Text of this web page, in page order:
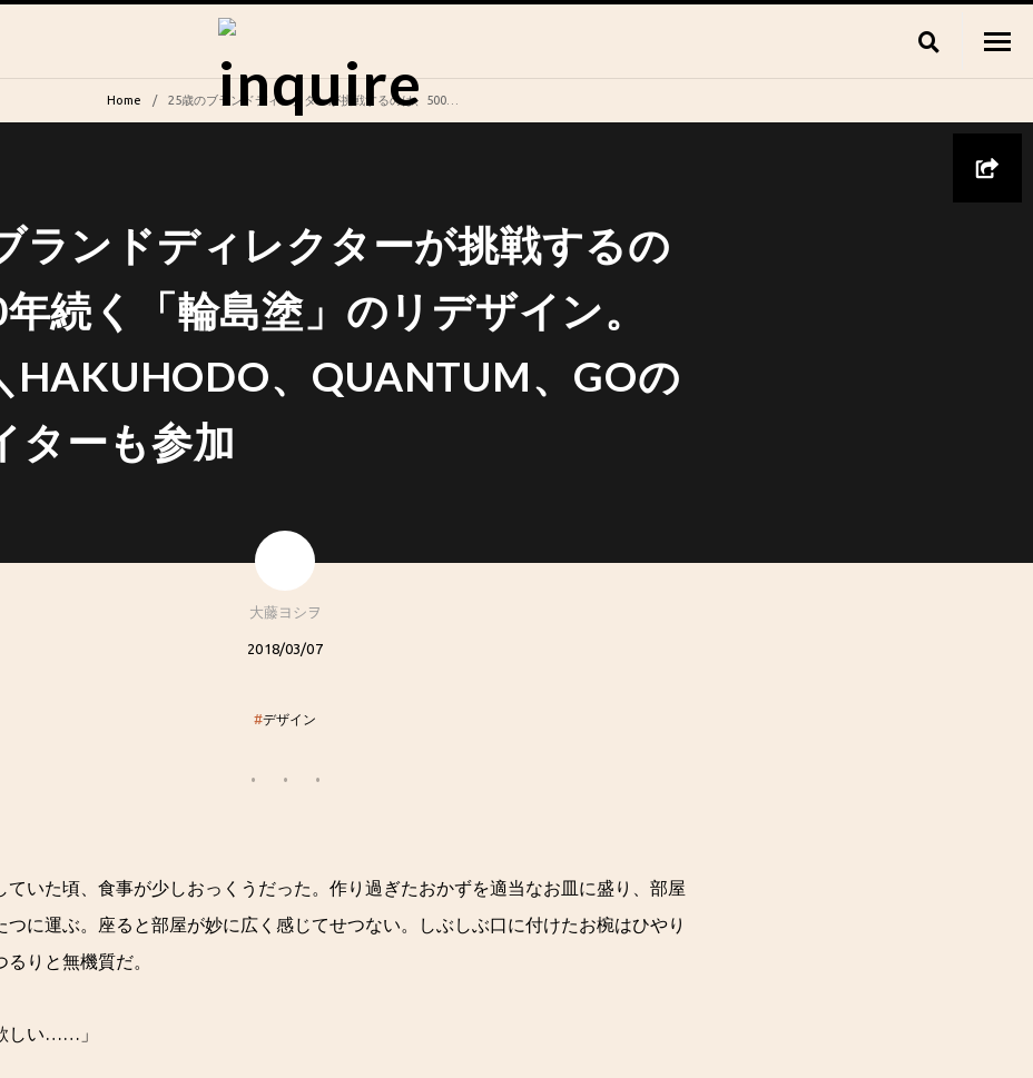
Home 25歳のブランドディレクターが挑戦するのは、500年続く「輪島塗」のリデザイン。TBWA＼HAKUHODO、QUANTUM、GOのクリエイターも参加
ランドディレクターが挑戦するの
続く「輪島塗」のリデザイン。
HAKUHODO、QUANTUM、GOの
ターも参加
大藤ヨシヲ
2018/03/07
#デザイン
ていた頃、食事が少しおっくうだった。作り過ぎたおかずを適当なお皿に盛り、部屋
つに運ぶ。座ると部屋が妙に広く感じてせつない。しぶしぶ口に付けたお椀はひやり
りと無機質だ。
しい……」